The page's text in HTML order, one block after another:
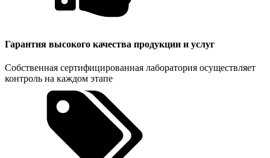
Гарантия высокого качества продукции и услуг
Собственная сертифицированная лаборатория осуществляет
контроль на каждом этапе